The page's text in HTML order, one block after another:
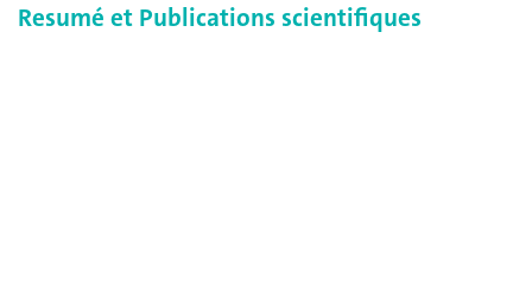
Resumé et Publications scientifiques